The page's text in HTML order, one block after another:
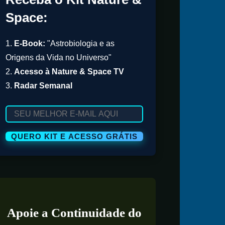
Space:
1. E-Book: "Astrobiologia e as
Origens da Vida no Universo"
2. Acesso à Nature & Space TV
3. Radar Semanal
Apoie a Continuidade do